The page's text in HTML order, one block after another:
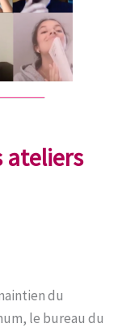
ateliers
du
le bureau du